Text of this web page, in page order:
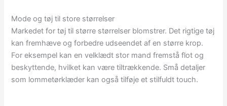
Mode og tøj til store størrelser
Markedet for tøj til større størrelser blomstrer. Det rigtige tøj
kan fremhæve og forbedre udseendet af en større krop.
For eksempel kan en velklædt stor mand fremstå flot og
beskyttende, hvilket kan være tiltrækkende. Små detaljer
som lommetørklæder kan også tilføje et stilfuldt touch.